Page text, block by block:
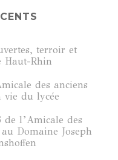
terroir et
Haut-Rhin
des anciens
vie du lycée
de l’Amicale des
Domaine Joseph